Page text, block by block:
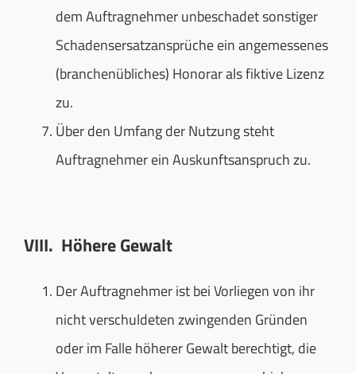
dem Auftragnehmer unbeschadet sonstiger
Schadensersatzansprüche ein angemessenes
(branchenübliches) Honorar als fiktive Lizenz
zu.
Über den Umfang der Nutzung steht
Auftragnehmer ein Auskunftsanspruch zu.
VIII. Höhere Gewalt
Der Auftragnehmer ist bei Vorliegen von ihr
nicht verschuldeten zwingenden Gründen
oder im Falle höherer Gewalt berechtigt, die